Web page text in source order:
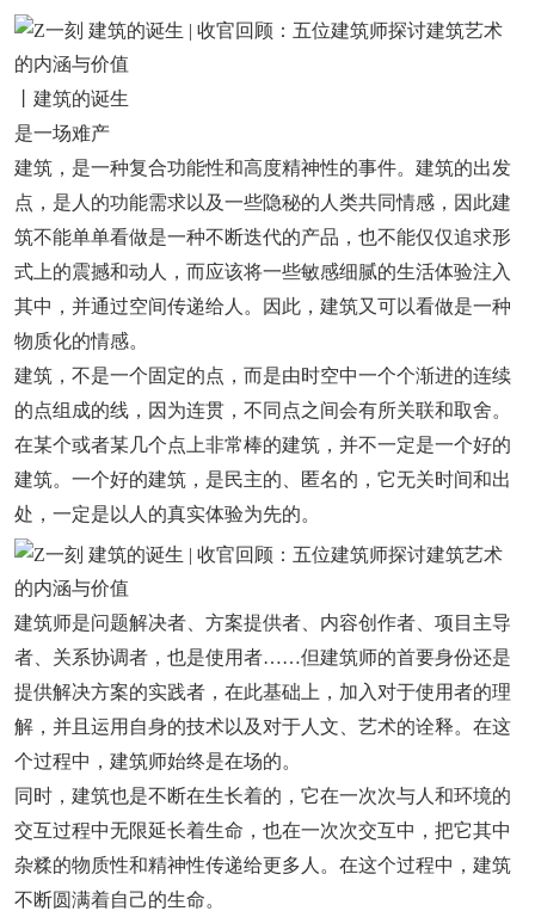
丨建筑的诞生
是一场难产
建筑，是一种复合功能性和高度精神性的事件。建筑的出发
点，是人的功能需求以及一些隐秘的人类共同情感，因此建
筑不能单单看做是一种不断迭代的产品，也不能仅仅追求形
式上的震撼和动人，而应该将一些敏感细腻的生活体验注入
其中，并通过空间传递给人。因此，建筑又可以看做是一种
物质化的情感。
建筑，不是一个固定的点，而是由时空中一个个渐进的连续
的点组成的线，因为连贯，不同点之间会有所关联和取舍。
在某个或者某几个点上非常棒的建筑，并不一定是一个好的
建筑。一个好的建筑，是民主的、匿名的，它无关时间和出
处，一定是以人的真实体验为先的。
建筑师是问题解决者、方案提供者、内容创作者、项目主导
者、关系协调者，也是使用者……但建筑师的首要身份还是
提供解决方案的实践者，在此基础上，加入对于使用者的理
解，并且运用自身的技术以及对于人文、艺术的诠释。在这
个过程中，建筑师始终是在场的。
同时，建筑也是不断在生长着的，它在一次次与人和环境的
交互过程中无限延长着生命，也在一次次交互中，把它其中
杂糅的物质性和精神性传递给更多人。在这个过程中，建筑
不断圆满着自己的生命。